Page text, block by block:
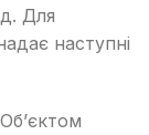
Для
наступні
Об’єктом